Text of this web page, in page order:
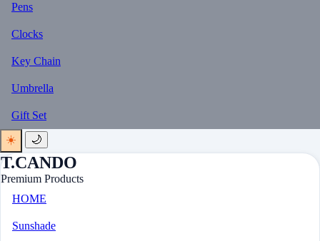
Pens
Clocks
Key Chain
Umbrella
Gift Set
☀️
🌙
T.CANDO
Premium Products
HOME
Sunshade